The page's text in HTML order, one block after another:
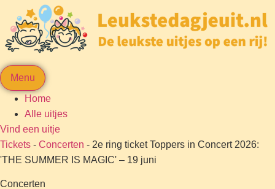
Menu
Home
Alle uitjes
Vind een uitje
Tickets - Concerten - 2e ring ticket Toppers in Concert 2026:
'THE SUMMER IS MAGIC' – 19 juni
Concerten